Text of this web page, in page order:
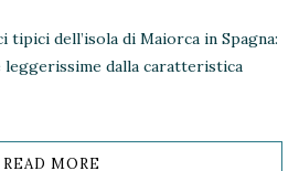
tipici dell’isola di Maiorca in Spagna:
dalla caratteristica
READ MORE